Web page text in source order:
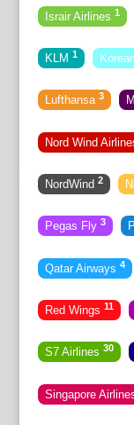
Israir Airlines 1
KLM 1
Lufthansa 3
Nord Wind
NordWind 2
Pegas Fly 3
Qatar Airways 4
Red Wings 11
S7 Airlines 30
Singapore